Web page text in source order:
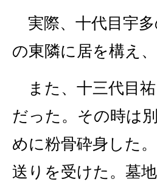
実際、十代目宇
の東隣に居を構え
また、十三代目
だった。その時は
めに粉骨砕身した
送りを受けた。墓